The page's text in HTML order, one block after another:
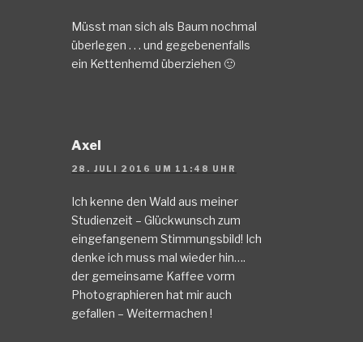
Müsst man sich als Baum nochmal
überlegen . . . und gegebenenfalls
ein Kettenhemd überziehen 🙂
Axel
28. JULI 2016 UM 11:48 UHR
Ich kenne den Wald aus meiner
Studienzeit – Glückwunsch zum
eingefangenem Stimmungsbild! Ich
denke ich muss mal wieder hin….
der gemeinsame Kaffee vorm
Photographieren hat mir auch
gefallen – Weitermachen !